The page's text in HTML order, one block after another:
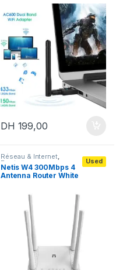
DH 199,00
Used
Réseau & Internet,
Routeurs
Netis W4 300Mbps 4
Antenna Router White